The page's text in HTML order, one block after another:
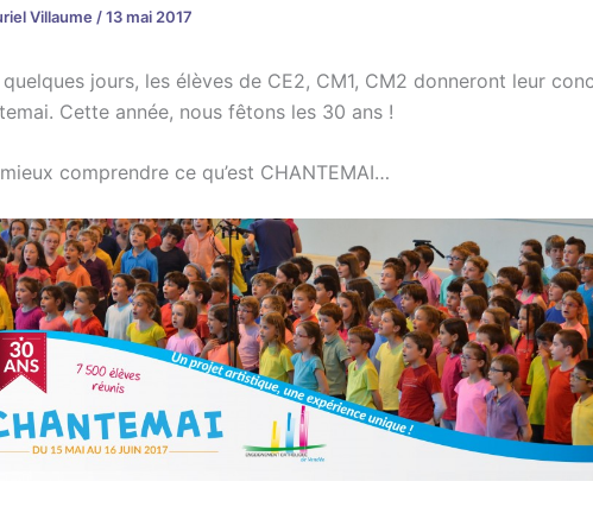
Villaume /13 mai 2017
quelques jours, les élèves de CE2, CM1, CM2 donneront leur
Cette année, nous fêtons les 30 ans !
comprendre ce qu’est CHANTEMAI…